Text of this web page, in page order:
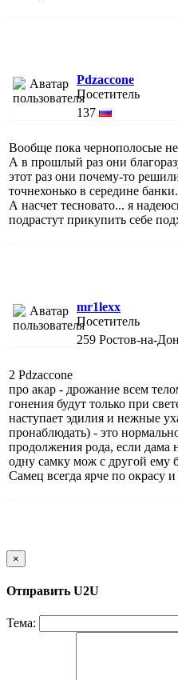
Pdzaccone
Посетитель
137
Вообще пока чернополосые
А в прошлый раз они
этот раз они почему-то
точнехонько в середине банки.
А насчет тесновато... я
подрастут прикупить себе
mr1lexx
Посетитель
259 Ростов-на-
2 Pdzaccone
про акар - дрожание всем
гонения будут только при
наступает эдилия и нежные
пронаблюдать) - это
продолжения рода, если дама
одну самку мож с другой ему
Самец всегда ярче по окрасу
×
Отправить U2U
Тема: